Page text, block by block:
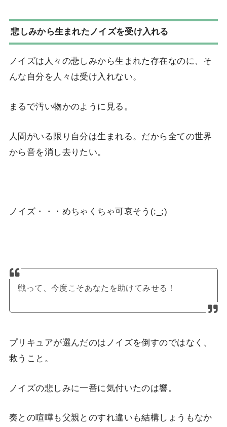
悲しみから生まれたノイズを受け入れる
ノイズは人々の悲しみから生まれた存在なのに、そ
んな自分を人々は受け入れない。
まるで汚い物かのように見る。
人間がいる限り自分は生まれる。だから全ての世界
から音を消し去りたい。
ノイズ・・・めちゃくちゃ可哀そう(;_;)
戦って、今度こそあなたを助けてみせる！
プリキュアが選んだのはノイズを倒すのではなく、
救うこと。
ノイズの悲しみに一番に気付いたのは響。
奏との喧嘩も父親とのすれ違いも結構しょうもなか